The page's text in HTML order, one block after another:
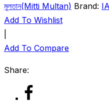
মুলতান(Mitti Multan) Brand:
Add To Wishlist
Add To Compare
Share: